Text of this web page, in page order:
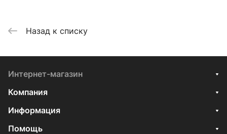
Назад к списку
Интернет-магазин
Компания
Информация
Помощь